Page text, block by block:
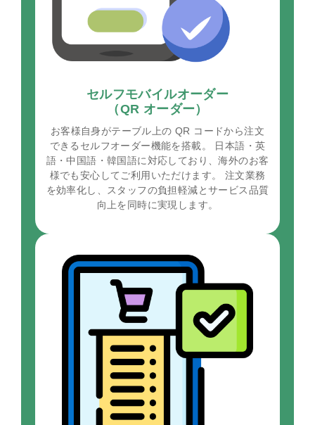
セルフモバイルオーダー
（QR オーダー）
お客様自身がテーブル上の QR コードから注文
できるセルフオーダー機能を搭載。 日本語・英
語・中国語・韓国語に対応しており、海外のお客
様でも安心してご利用いただけます。 注文業務
を効率化し、スタッフの負担軽減とサービス品質
向上を同時に実現します。